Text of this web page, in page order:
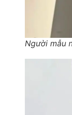
Người mẫu